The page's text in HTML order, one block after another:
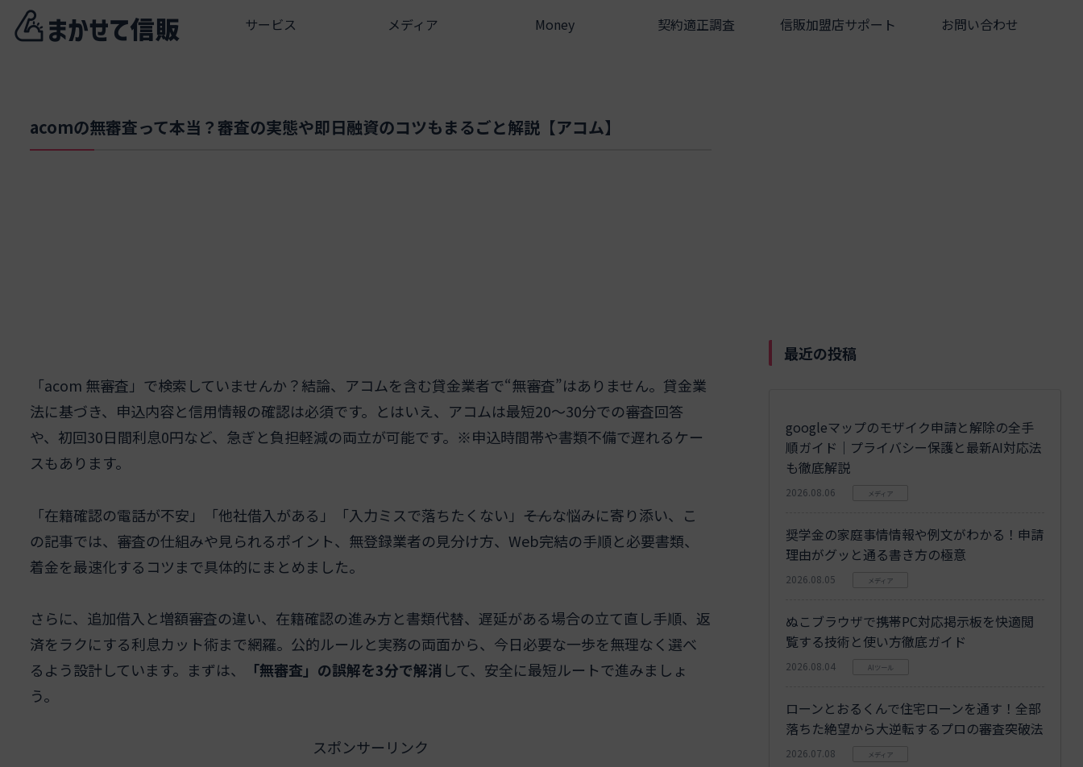
サービス メディア Money 契約適正調査 信販加盟店サポート お問い合わせ
acomの無審査って本当？審査の実態や即日融資のコツもまるごと解説【アコム】
「acom 無審査」で検索していませんか？結論、アコムを含む貸金業者で“無審査”はありません。貸金業
法に基づき、申込内容と信用情報の確認は必須です。とはいえ、アコムは最短20～30分での審査回答
や、初回30日間利息0円など、急ぎと負担軽減の両立が可能です。※申込時間帯や書類不備で遅れるケー
スもあります。
「在籍確認の電話が不安」「他社借入がある」「入力ミスで落ちたくない」――そんな悩みに寄り添い、こ
の記事では、審査の仕組みや見られるポイント、無登録業者の見分け方、Web完結の手順と必要書類、
着金を最速化するコツまで具体的にまとめました。
さらに、追加借入と増額審査の違い、在籍確認の進み方と書類代替、遅延がある場合の立て直し手順、返
済をラクにする利息カット術まで網羅。公的ルールと実務の両面から、今日必要な一歩を無理なく選べ
るよう設計しています。まずは、
「無審査」の誤解を3分で解消して、安全に最短ルートで進みましょ
う。
スポンサーリンク
最近の投稿
googleマップのモザイク申請と解除の全手
順ガイド｜プライバシー保護と最新AI対応法
も徹底解説
2026.08.06 メディア
奨学金の家庭事情情報や例文がわかる！申請
理由がグッと通る書き方の極意
2026.08.05 メディア
ぬこブラウザで携帯PC対応掲示板を快適閲
覧する技術と使い方徹底ガイド
2026.08.04 AIツール
ローンとおるくんで住宅ローンを通す！全部
落ちた絶望から大逆転するプロの審査突破法
2026.07.08 メディア